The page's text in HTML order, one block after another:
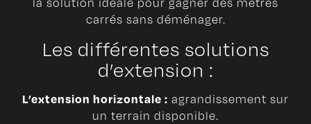
la solution idéale pour gagner des mètres
carrés sans déménager.
Les différentes solutions
d’extension :
L’extension horizontale : agrandissement sur
un terrain disponible.